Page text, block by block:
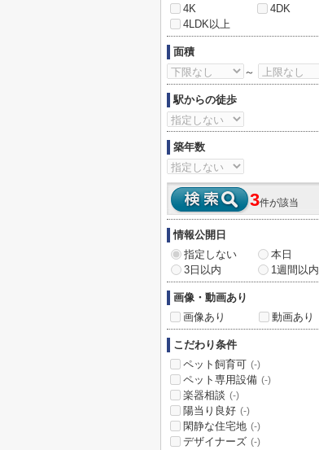
4K
4DK
4LDK以上
面積
～
駅からの徒歩
築年数
3件が該当
情報公開日
指定しない
本日
3日以内
1週間以内
画像・動画あり
画像あり
動画あり
こだわり条件
ペット飼育可 (-)
ペット専用設備 (-)
楽器相談 (-)
陽当り良好 (-)
閑静な住宅地 (-)
デザイナーズ (-)